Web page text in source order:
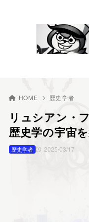
HOME 歴史学者
リュシアン・
歴史学の宇宙
2025/03/17
歴史学者